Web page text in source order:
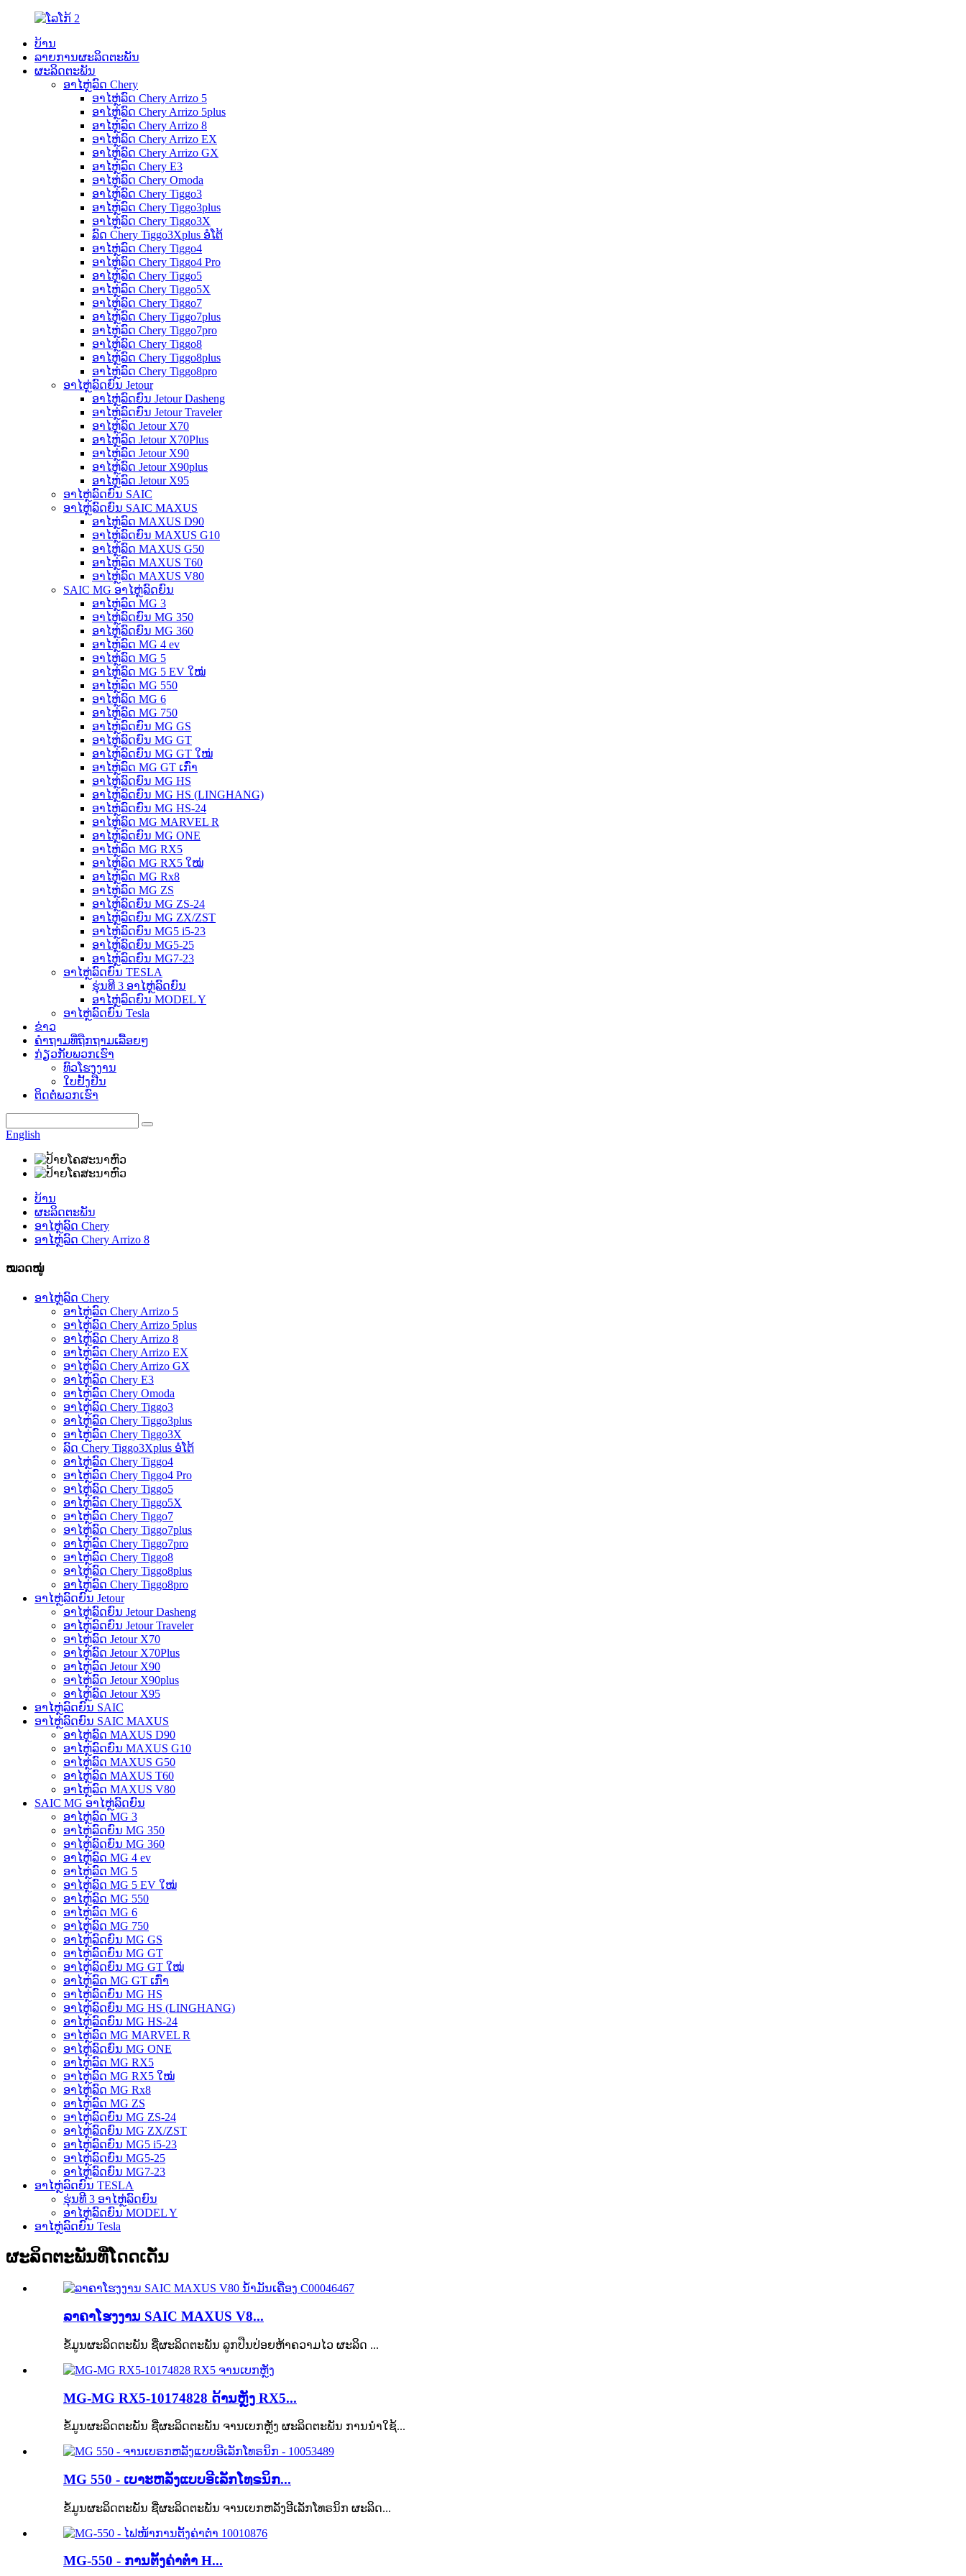
ບ້ານ
ລາຍການຜະລິດຕະພັນ
ຜະລິດຕະພັນ
ອາໄຫຼ່ລົດ Chery
ອາໄຫຼ່ລົດ Chery Arrizo 5
ອາໄຫຼ່ລົດ Chery Arrizo 5plus
ອາໄຫຼ່ລົດ Chery Arrizo 8
ອາໄຫຼ່ລົດ Chery Arrizo EX
ອາໄຫຼ່ລົດ Chery Arrizo GX
ອາໄຫຼ່ລົດ Chery E3
ອາໄຫຼ່ລົດ Chery Omoda
ອາໄຫຼ່ລົດ Chery Tiggo3
ອາໄຫຼ່ລົດ Chery Tiggo3plus
ອາໄຫຼ່ລົດ Chery Tiggo3X
ລົດ Chery Tiggo3Xplus ອໍໂຕ້
ອາໄຫຼ່ລົດ Chery Tiggo4
ອາໄຫຼ່ລົດ Chery Tiggo4 Pro
ອາໄຫຼ່ລົດ Chery Tiggo5
ອາໄຫຼ່ລົດ Chery Tiggo5X
ອາໄຫຼ່ລົດ Chery Tiggo7
ອາໄຫຼ່ລົດ Chery Tiggo7plus
ອາໄຫຼ່ລົດ Chery Tiggo7pro
ອາໄຫຼ່ລົດ Chery Tiggo8
ອາໄຫຼ່ລົດ Chery Tiggo8plus
ອາໄຫຼ່ລົດ Chery Tiggo8pro
ອາໄຫຼ່ລົດຍົນ Jetour
ອາໄຫຼ່ລົດຍົນ Jetour Dasheng
ອາໄຫຼ່ລົດຍົນ Jetour Traveler
ອາໄຫຼ່ລົດ Jetour X70
ອາໄຫຼ່ລົດ Jetour X70Plus
ອາໄຫຼ່ລົດ Jetour X90
ອາໄຫຼ່ລົດ Jetour X90plus
ອາໄຫຼ່ລົດ Jetour X95
ອາໄຫຼ່ລົດຍົນ SAIC
ອາໄຫຼ່ລົດຍົນ SAIC MAXUS
ອາໄຫຼ່ລົດ MAXUS D90
ອາໄຫຼ່ລົດຍົນ MAXUS G10
ອາໄຫຼ່ລົດ MAXUS G50
ອາໄຫຼ່ລົດ MAXUS T60
ອາໄຫຼ່ລົດ MAXUS V80
SAIC MG ອາໄຫຼ່ລົດຍົນ
ອາໄຫຼ່ລົດ MG 3
ອາໄຫຼ່ລົດຍົນ MG 350
ອາໄຫຼ່ລົດຍົນ MG 360
ອາໄຫຼ່ລົດ MG 4 ev
ອາໄຫຼ່ລົດ MG 5
ອາໄຫຼ່ລົດ MG 5 EV ໃໝ່
ອາໄຫຼ່ລົດ MG 550
ອາໄຫຼ່ລົດ MG 6
ອາໄຫຼ່ລົດ MG 750
ອາໄຫຼ່ລົດຍົນ MG GS
ອາໄຫຼ່ລົດຍົນ MG GT
ອາໄຫຼ່ລົດຍົນ MG GT ໃໝ່
ອາໄຫຼ່ລົດ MG GT ເກົ່າ
ອາໄຫຼ່ລົດຍົນ MG HS
ອາໄຫຼ່ລົດຍົນ MG HS (LINGHANG)
ອາໄຫຼ່ລົດຍົນ MG HS-24
ອາໄຫຼ່ລົດ MG MARVEL R
ອາໄຫຼ່ລົດຍົນ MG ONE
ອາໄຫຼ່ລົດ MG RX5
ອາໄຫຼ່ລົດ MG RX5 ໃໝ່
ອາໄຫຼ່ລົດ MG Rx8
ອາໄຫຼ່ລົດ MG ZS
ອາໄຫຼ່ລົດຍົນ MG ZS-24
ອາໄຫຼ່ລົດຍົນ MG ZX/ZST
ອາໄຫຼ່ລົດຍົນ MG5 i5-23
ອາໄຫຼ່ລົດຍົນ MG5-25
ອາໄຫຼ່ລົດຍົນ MG7-23
ອາໄຫຼ່ລົດຍົນ TESLA
ຮຸ່ນທີ 3 ອາໄຫຼ່ລົດຍົນ
ອາໄຫຼ່ລົດຍົນ MODEL Y
ອາໄຫຼ່ລົດຍົນ Tesla
ຂ່າວ
ຄຳຖາມທີ່ຖືກຖາມເລື້ອຍໆ
ກ່ຽວກັບພວກເຮົາ
ທົວໂຮງງານ
ໃບຢັ້ງຢືນ
ຕິດຕໍ່ພວກເຮົາ
English
ບ້ານ
ຜະລິດຕະພັນ
ອາໄຫຼ່ລົດ Chery
ອາໄຫຼ່ລົດ Chery Arrizo 8
ໝວດໝູ່
ອາໄຫຼ່ລົດ Chery
ອາໄຫຼ່ລົດ Chery Arrizo 5
ອາໄຫຼ່ລົດ Chery Arrizo 5plus
ອາໄຫຼ່ລົດ Chery Arrizo 8
ອາໄຫຼ່ລົດ Chery Arrizo EX
ອາໄຫຼ່ລົດ Chery Arrizo GX
ອາໄຫຼ່ລົດ Chery E3
ອາໄຫຼ່ລົດ Chery Omoda
ອາໄຫຼ່ລົດ Chery Tiggo3
ອາໄຫຼ່ລົດ Chery Tiggo3plus
ອາໄຫຼ່ລົດ Chery Tiggo3X
ລົດ Chery Tiggo3Xplus ອໍໂຕ້
ອາໄຫຼ່ລົດ Chery Tiggo4
ອາໄຫຼ່ລົດ Chery Tiggo4 Pro
ອາໄຫຼ່ລົດ Chery Tiggo5
ອາໄຫຼ່ລົດ Chery Tiggo5X
ອາໄຫຼ່ລົດ Chery Tiggo7
ອາໄຫຼ່ລົດ Chery Tiggo7plus
ອາໄຫຼ່ລົດ Chery Tiggo7pro
ອາໄຫຼ່ລົດ Chery Tiggo8
ອາໄຫຼ່ລົດ Chery Tiggo8plus
ອາໄຫຼ່ລົດ Chery Tiggo8pro
ອາໄຫຼ່ລົດຍົນ Jetour
ອາໄຫຼ່ລົດຍົນ Jetour Dasheng
ອາໄຫຼ່ລົດຍົນ Jetour Traveler
ອາໄຫຼ່ລົດ Jetour X70
ອາໄຫຼ່ລົດ Jetour X70Plus
ອາໄຫຼ່ລົດ Jetour X90
ອາໄຫຼ່ລົດ Jetour X90plus
ອາໄຫຼ່ລົດ Jetour X95
ອາໄຫຼ່ລົດຍົນ SAIC
ອາໄຫຼ່ລົດຍົນ SAIC MAXUS
ອາໄຫຼ່ລົດ MAXUS D90
ອາໄຫຼ່ລົດຍົນ MAXUS G10
ອາໄຫຼ່ລົດ MAXUS G50
ອາໄຫຼ່ລົດ MAXUS T60
ອາໄຫຼ່ລົດ MAXUS V80
SAIC MG ອາໄຫຼ່ລົດຍົນ
ອາໄຫຼ່ລົດ MG 3
ອາໄຫຼ່ລົດຍົນ MG 350
ອາໄຫຼ່ລົດຍົນ MG 360
ອາໄຫຼ່ລົດ MG 4 ev
ອາໄຫຼ່ລົດ MG 5
ອາໄຫຼ່ລົດ MG 5 EV ໃໝ່
ອາໄຫຼ່ລົດ MG 550
ອາໄຫຼ່ລົດ MG 6
ອາໄຫຼ່ລົດ MG 750
ອາໄຫຼ່ລົດຍົນ MG GS
ອາໄຫຼ່ລົດຍົນ MG GT
ອາໄຫຼ່ລົດຍົນ MG GT ໃໝ່
ອາໄຫຼ່ລົດ MG GT ເກົ່າ
ອາໄຫຼ່ລົດຍົນ MG HS
ອາໄຫຼ່ລົດຍົນ MG HS (LINGHANG)
ອາໄຫຼ່ລົດຍົນ MG HS-24
ອາໄຫຼ່ລົດ MG MARVEL R
ອາໄຫຼ່ລົດຍົນ MG ONE
ອາໄຫຼ່ລົດ MG RX5
ອາໄຫຼ່ລົດ MG RX5 ໃໝ່
ອາໄຫຼ່ລົດ MG Rx8
ອາໄຫຼ່ລົດ MG ZS
ອາໄຫຼ່ລົດຍົນ MG ZS-24
ອາໄຫຼ່ລົດຍົນ MG ZX/ZST
ອາໄຫຼ່ລົດຍົນ MG5 i5-23
ອາໄຫຼ່ລົດຍົນ MG5-25
ອາໄຫຼ່ລົດຍົນ MG7-23
ອາໄຫຼ່ລົດຍົນ TESLA
ຮຸ່ນທີ 3 ອາໄຫຼ່ລົດຍົນ
ອາໄຫຼ່ລົດຍົນ MODEL Y
ອາໄຫຼ່ລົດຍົນ Tesla
ຜະລິດຕະພັນທີ່ໂດດເດັ່ນ
ລາຄາໂຮງງານ SAIC MAXUS V8...
ຂໍ້ມູນຜະລິດຕະພັນ ຊື່ຜະລິດຕະພັນ ລູກປືນປ່ອຍຫ້າຄວາມໄວ ຜະລິດ ...
MG-MG RX5-10174828 ດ້ານຫຼັງ RX5...
ຂໍ້ມູນຜະລິດຕະພັນ ຊື່ຜະລິດຕະພັນ ຈານເບກຫຼັງ ຜະລິດຕະພັນ ການນຳໃຊ້...
MG 550 - ເບາະຫລັງແບບອີເລັກໂທຣນິກ...
ຂໍ້ມູນຜະລິດຕະພັນ ຊື່ຜະລິດຕະພັນ ຈານເບກຫລັງອີເລັກໂທຣນິກ ຜະລິດ...
MG-550 - ການຕັ້ງຄ່າຕ່ຳ H...